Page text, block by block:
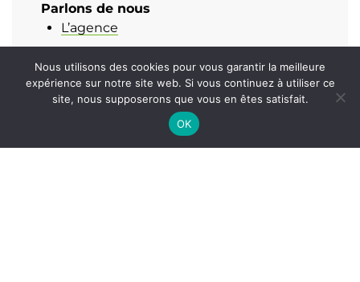
Parlons de nous
L’agence
Brochure et Catalogues
Notre brochure
Nos catalogues de vêtements
Nous utilisons des cookies pour vous garantir la meilleure
expérience sur notre site web. Si vous continuez à utiliser ce
site, nous supposerons que vous en êtes satisfait.
OK